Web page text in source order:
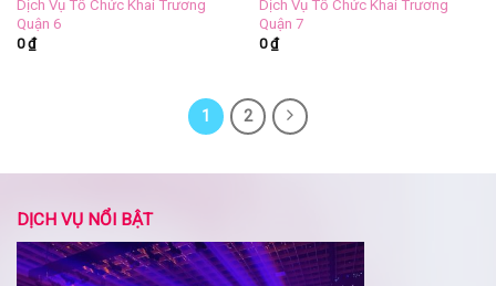
Dịch Vụ Tổ Chức Khai Trương
Quận 6
0₫
Dịch Vụ Tổ Chức Khai Trương
Quận 7
0₫
1 2
DỊCH VỤ NỔI BẬT